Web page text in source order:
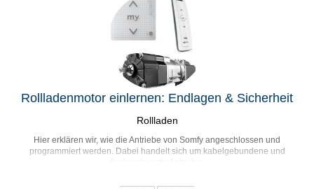
Rollladenmotor einlernen: Endlagen & Sicherheit
Rollladen
Hier erklären wir, wie die Antriebe von Somfy angeschlossen und
programmiert werden. Dabei handelt sich um kabelgebundene und